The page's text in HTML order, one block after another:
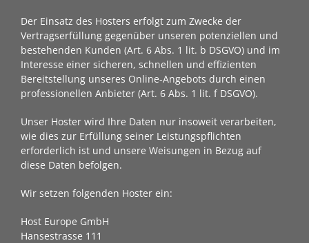
Der Einsatz des Hosters erfolgt zum Zwecke der
Vertragserfüllung gegenüber unseren potenziellen und
bestehenden Kunden (Art. 6 Abs. 1 lit. b DSGVO) und im
Interesse einer sicheren, schnellen und effizienten
Bereitstellung unseres Online-Angebots durch einen
professionellen Anbieter (Art. 6 Abs. 1 lit. f DSGVO).
Unser Hoster wird Ihre Daten nur insoweit verarbeiten,
wie dies zur Erfüllung seiner Leistungspflichten
erforderlich ist und unsere Weisungen in Bezug auf
diese Daten befolgen.
Wir setzen folgenden Hoster ein:
Host Europe GmbH
Hansestrasse 111